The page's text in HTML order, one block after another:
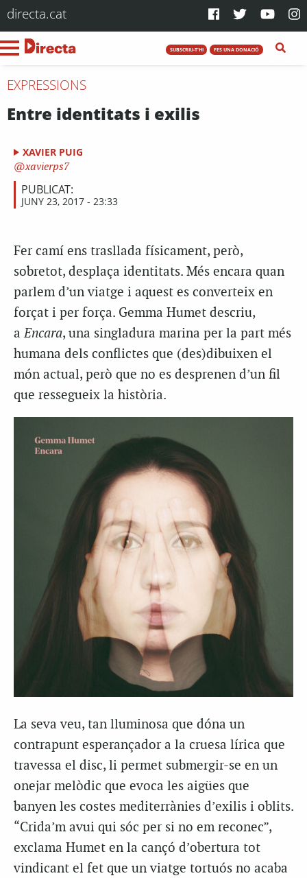
directa.cat
SUBSCRIU-T'HI FES UNA DONACIÓ
EXPRESSIONS
Entre identitats i exilis
XAVIER PUIG
xavierps7
PUBLICAT:
JUNY 23, 2017 - 23:33
Fer camí ens trasllada físicament, però,
sobretot, desplaça identitats. Més encara quan
parlem d’un viatge i aquest es converteix en
forçat i per força. Gemma Humet descriu,
aEncara, una singladura marina per la part més
humana dels conflictes que (des)dibuixen el
món actual, però que no es desprenen d’un fil
que ressegueix la història.
La seva veu, tan lluminosa que dóna un
contrapunt esperançador a la cruesa lírica que
travessa el disc, li permet submergir-se en un
onejar melòdic que evoca les aigües que
banyen les costes mediterrànies d’exilis i oblits.
“Crida’m avui qui sóc per si no em reconec”,
exclama Humet en la cançó d’obertura tot
vindicant el fet que un viatge tortuós no acaba